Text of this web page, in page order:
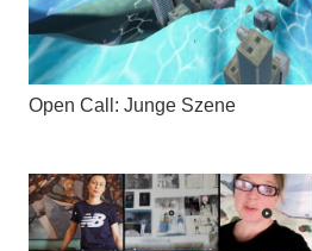
Open Call: Junge Szene